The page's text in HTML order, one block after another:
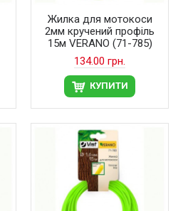
Жилка для мотокоси
2мм кручений профіль
15м VERANO (71-785)
134.00 грн.
КУПИТИ